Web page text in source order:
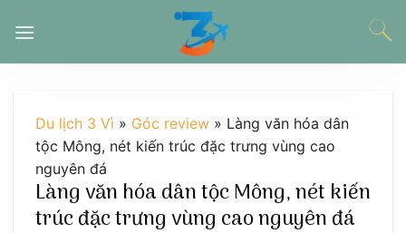
đến
Du lịch 3 Vì » Góc review » Làng văn hóa dân
tộc Mông, nét kiến trúc đặc trưng vùng cao
nguyên đá
Làng văn hóa dân tộc Mông, nét kiến
trúc đặc trưng vùng cao nguyên đá